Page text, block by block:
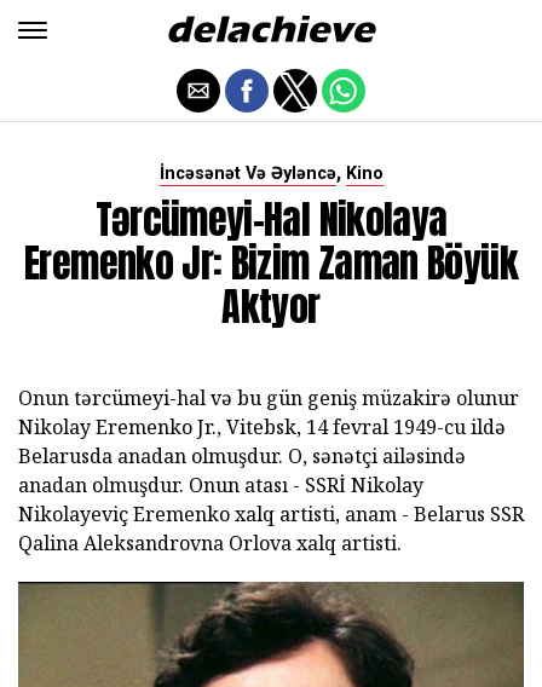
İncəsənət Və Əyləncə, Kino
Tərcümeyi-Hal Nikolaya
Eremenko Jr: Bizim Zaman Böyük
Aktyor
Onun tərcümeyi-hal və bu gün geniş müzakirə olunur
Nikolay Eremenko Jr., Vitebsk, 14 fevral 1949-cu ildə
Belarusda anadan olmuşdur. O, sənətçi ailəsində
anadan olmuşdur. Onun atası - SSRİ Nikolay
Nikolayeviç Eremenko xalq artisti, anam - Belarus SSR
Qalina Aleksandrovna Orlova xalq artisti.